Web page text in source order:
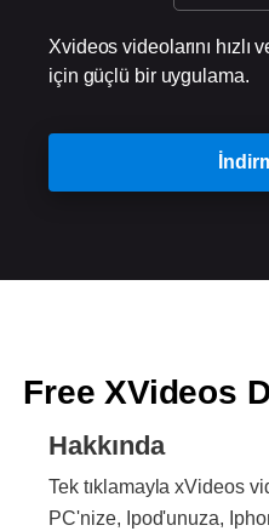
Xvideos videolarını
için güçlü bir uygulama.
Free XVideos
Hakkında
Tek tıklamayla xVideos
PC'nize, Ipod'unuza,